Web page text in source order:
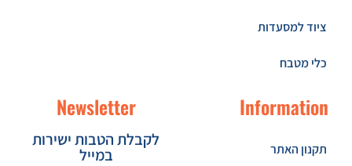
ציוד למסעדות
כלי מטבח
Information
תקנון האתר
Newsletter
לקבלת הטבות ישירות
במייל